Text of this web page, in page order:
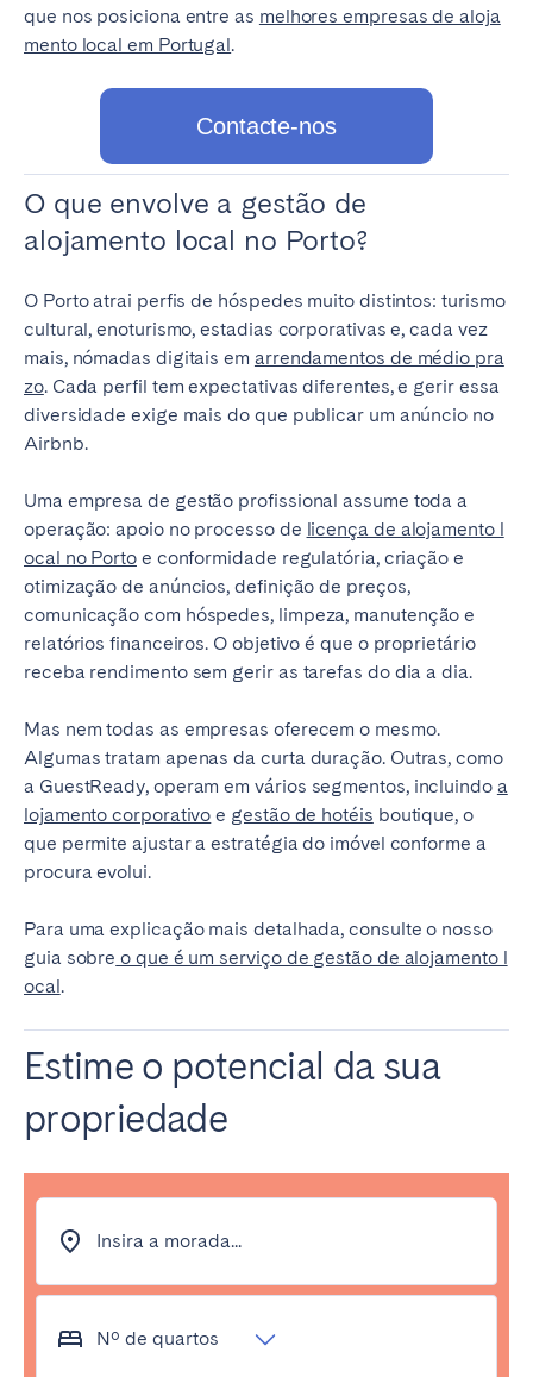
que nos posiciona entre as melhores empresas de aloja
mento local em Portugal.
Contacte-nos
O que envolve a gestão de
alojamento local no Porto?
O Porto atrai perfis de hóspedes muito distintos: turismo
cultural, enoturismo, estadias corporativas e, cada vez
mais, nómadas digitais em arrendamentos de médio pra
zo. Cada perfil tem expectativas diferentes, e gerir essa
diversidade exige mais do que publicar um anúncio no
Airbnb.
Uma empresa de gestão profissional assume toda a
operação: apoio no processo de licença de alojamento l
ocal no Portoe conformidade regulatória, criação e
otimização de anúncios, definição de preços,
comunicação com hóspedes, limpeza, manutenção e
relatórios financeiros. O objetivo é que o proprietário
receba rendimento sem gerir as tarefas do dia a dia.
Mas nem todas as empresas oferecem o mesmo.
Algumas tratam apenas da curta duração. Outras, como
a GuestReady, operam em vários segmentos, incluindo a
lojamento corporativo e gestão de hotéis boutique, o
que permite ajustar a estratégia do imóvel conforme a
procura evolui.
Para uma explicação mais detalhada, consulte o nosso
guia sobre o que é um serviço de gestão de alojamento l
ocal.
Estime o potencial da sua
propriedade
Insira a morada...
Nº de quartos
Ir para a página global